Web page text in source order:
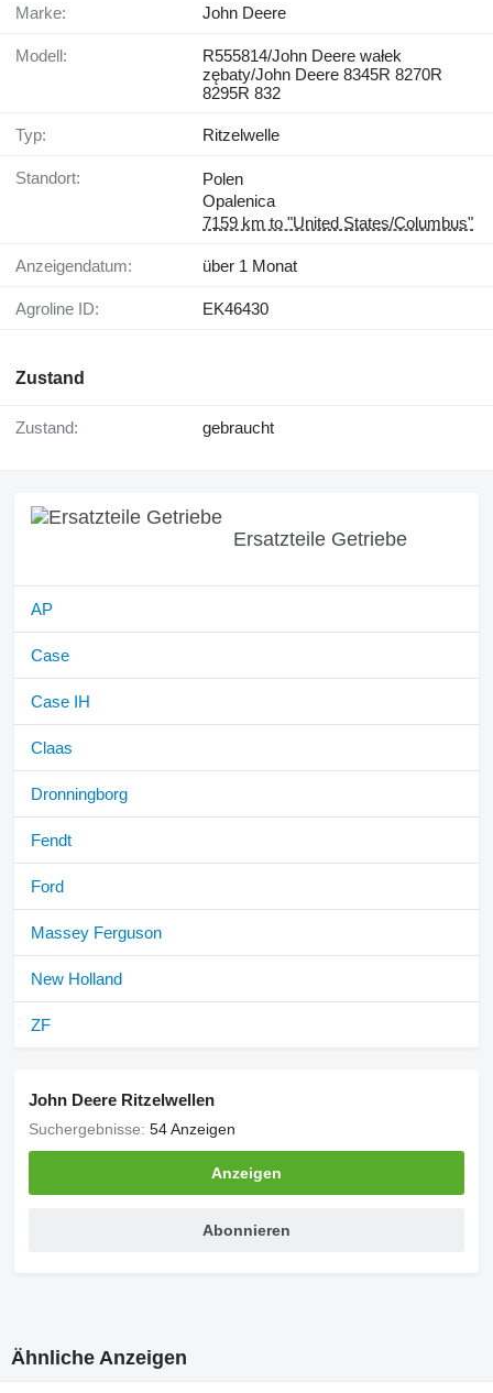
Marke: John Deere
Modell:
R555814/John Deere wałek
zębaty/John Deere 8345R 8270R
8295R 832
Typ: Ritzelwelle
Standort:
Polen
Opalenica
7159 km to "United States/Columbus"
Anzeigendatum: über 1 Monat
Agroline ID: EK46430
Zustand
Zustand: gebraucht
Ersatzteile Getriebe
AP
Case
Case IH
Claas
Dronningborg
Fendt
Ford
Massey Ferguson
New Holland
ZF
John Deere Ritzelwellen
Suchergebnisse: 54 Anzeigen
Anzeigen
Abonnieren
Ähnliche Anzeigen